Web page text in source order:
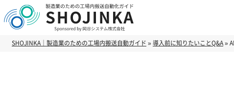
SHOJINKA｜製造業のための工場内搬送自動ガイド »導入前に知りたいことQ&A»